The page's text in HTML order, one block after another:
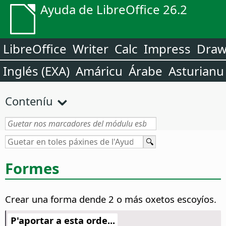
Ayuda de LibreOffice 26.2
LibreOffice Writer Calc Impress
Inglés (EXA) Amáricu Árabe Asturianu
Conteníu
Formes
Crear una forma dende 2 o más oxetos escoyíos.
P'aportar a esta orde...